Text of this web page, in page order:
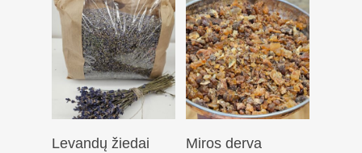
Daugiau
Levandų žiedai Daugiau
Miros derva